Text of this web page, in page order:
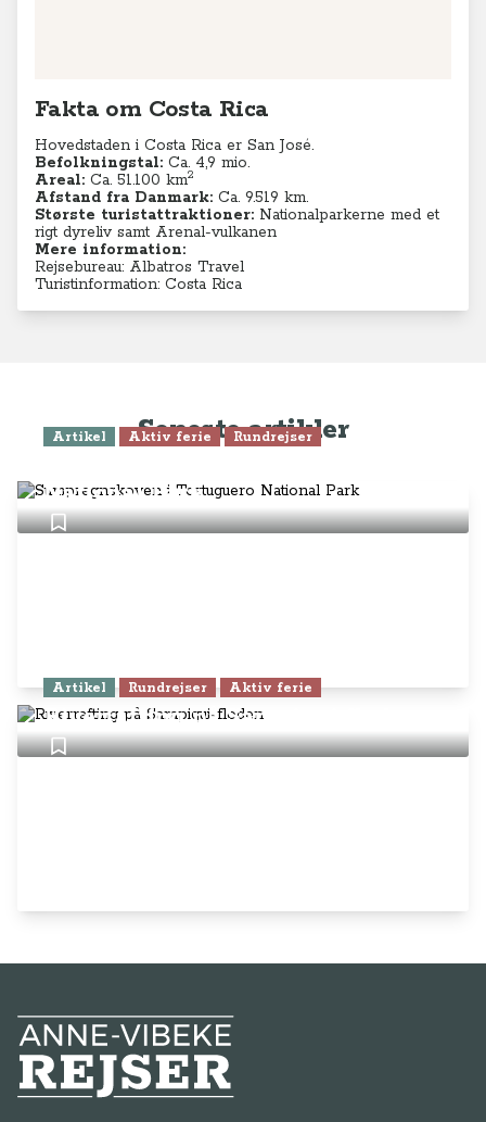
Fakta om Costa Rica
Hovedstaden i Costa Rica er San José.
Befolkningstal: Ca. 4,9 mio.
Areal: Ca. 51.100 km2
Afstand fra Danmark: Ca. 9.519 km.
Største turistattraktioner: Nationalparkerne med et
rigt dyreliv samt Arenal-vulkanen
Mere information:
Rejsebureau: Albatros Travel
Turistinformation: Costa Rica
Seneste artikler
Artikel Aktiv ferie Rundrejser
National Park
Artikel Rundrejser Aktiv ferie
Riverrafting på Sarapiqui-floden
Anne-Vibeke Rejser